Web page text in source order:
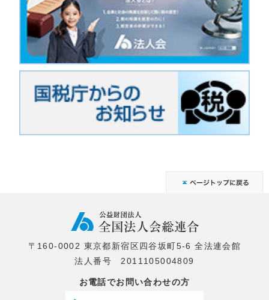
〒160-0002 東京都新宿区四谷坂町5-6 全法連会館
法人番号 2011105004809
お電話でお問い合わせの方